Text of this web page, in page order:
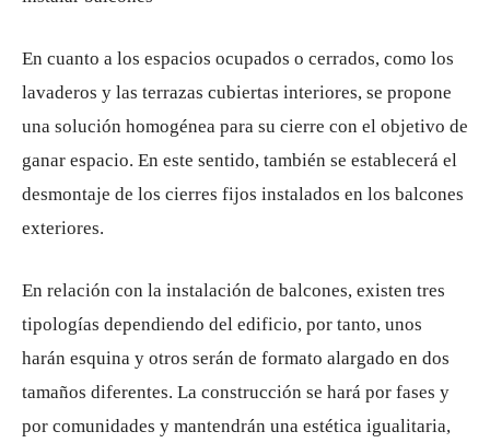
En cuanto a los espacios ocupados o cerrados, como los
lavaderos y las terrazas cubiertas interiores, se propone
una solución homogénea para su cierre con el objetivo de
ganar espacio. En este sentido, también se establecerá el
desmontaje de los cierres fijos instalados en los balcones
exteriores.
En relación con la instalación de balcones, existen tres
tipologías dependiendo del edificio, por tanto, unos
harán esquina y otros serán de formato alargado en dos
tamaños diferentes. La construcción se hará por fases y
por comunidades y mantendrán una estética igualitaria,